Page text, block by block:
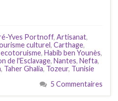
Yves Portnoff, Artisanat,
culturel, Carthage,
ecotoruisme, Habib ben Younès,
de l'Esclavage, Nantes, Nefta,
, Taher Ghalia, Tozeur, Tunisie
5 Commentaires